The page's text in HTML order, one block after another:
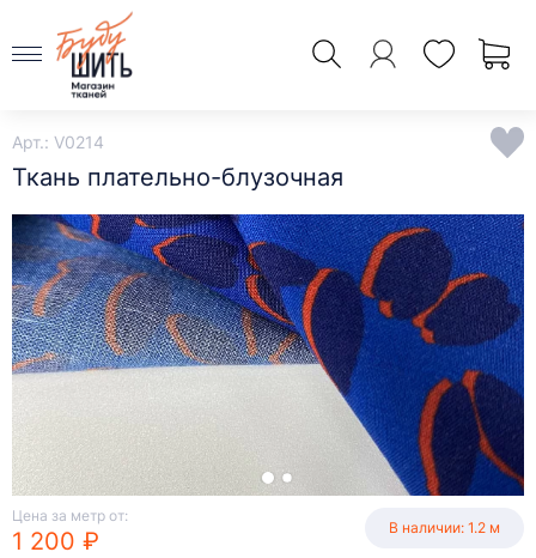
Арт.: V0214
Ткань плательно-блузочная
Цена за метр от:
1 200 ₽ В наличии: 1.2 м